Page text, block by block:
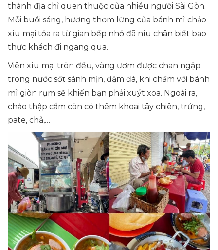
thành địa chỉ quen thuộc của nhiều người Sài Gòn.
Mỗi buổi sáng, hương thơm lừng của bánh mì chảo
xíu mại tỏa ra từ gian bếp nhỏ đã níu chân biết bao
thực khách đi ngang qua.
Viên xíu mại tròn đều, vàng ươm được chan ngập
trong nước sốt sánh mịn, đậm đà, khi chấm với bánh
mì giòn rụm sẽ khiến bạn phải xuýt xoa. Ngoài ra,
chảo thập cẩm còn có thêm khoai tây chiên, trứng,
pate, chả,…